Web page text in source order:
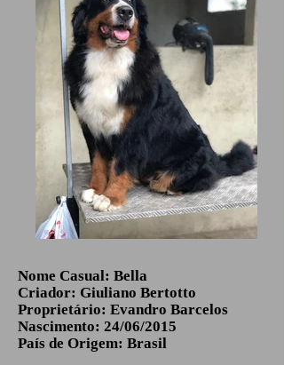
Nome Casual: Bella
Criador: Giuliano Bertotto
Proprietário: Evandro Barcelos
Nascimento: 24/06/2015
País de Origem: Brasil